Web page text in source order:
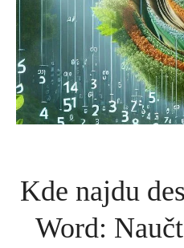
Kde najdu
Word: